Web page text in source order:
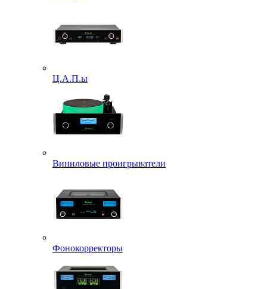
Ц.А.П.ы
Виниловые проигрыватели
Фонокорректоры